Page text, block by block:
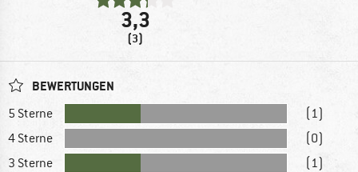
3,3
(3)
BEWERTUNGEN
5 Sterne
(1)
4 Sterne
(0)
3 Sterne
(1)